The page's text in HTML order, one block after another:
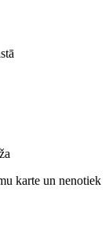
karte un nenotiek